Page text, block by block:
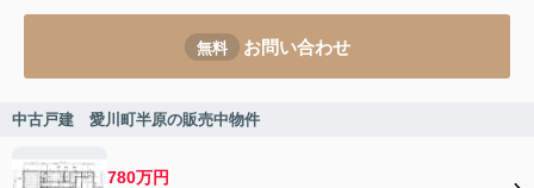
無料 お問い合わせ
中古戸建 愛川町半原の販売中物件
780万円